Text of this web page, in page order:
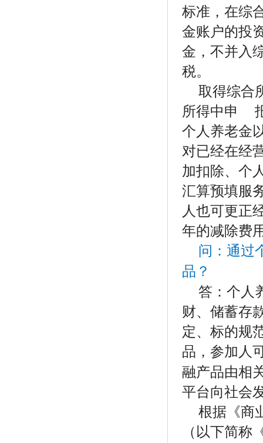
标准，在综
金账户的投
金，不并入
税。
取得综合
所得中申
个人养老金
对已经在经
加扣除、个
汇算预填服
人也可更正
年的减除费
问：通过
品？
答： 个人
财、储蓄存
定、标的规
品，参加人
融产品由相
平台向社会
根据《商
（以下简